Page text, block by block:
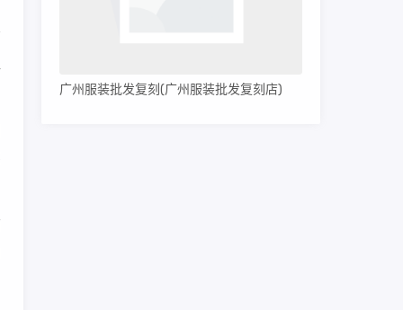
广州服装批发复刻(广州服装批发复刻店)